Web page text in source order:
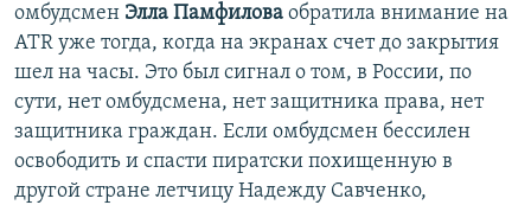
омбудсмен Элла Памфилова обратила внимание на
ATR уже тогда, когда на экранах счет до закрытия
шел на часы. Это был сигнал о том, в России, по
сути, нет омбудсмена, нет защитника права, нет
защитника граждан. Если омбудсмен бессилен
освободить и спасти пиратски похищенную в
другой стране летчицу Надежду Савченко,